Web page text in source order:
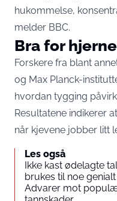
hukommelse,
melder BBC.
Bra for
Forskere fra blant
og Max Planck-
hvordan tygging
Resultatene indikerer
når kjevene jobber litt
Les også
Ikke kast ødelagte
brukes til noe genialt
Advarer mot